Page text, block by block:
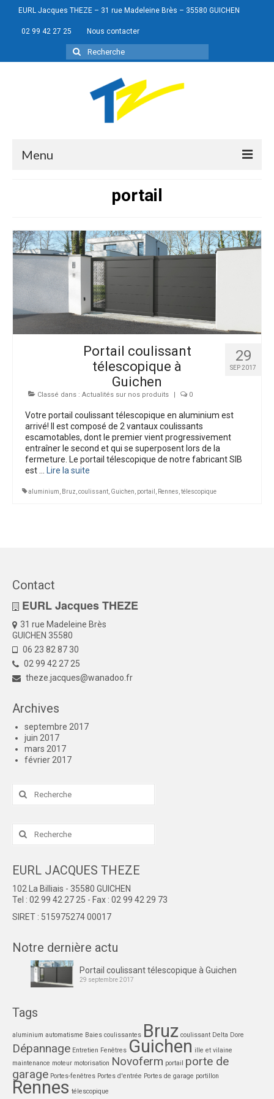
EURL Jacques THEZE – 31 rue Madeleine Brès – 35580 GUICHEN
02 99 42 27 25 Nous contacter
Rechercher
:
Menu
Menuiseries
Portails
Bien-être extérieur
Interphones
Nos Réalisations
portail
29
SEP 2017
Portail coulissant
télescopique à
Guichen
Classé dans : Actualités sur nos produits 0
Votre portail coulissant télescopique en aluminium est
arrivé! Il est composé de 2 vantaux coulissants
escamotables, dont le premier vient progressivement
entraîner le second et qui se superposent lors de la
fermeture. Le portail télescopique de notre fabricant SIB
est …
Lire la suite­­
aluminium Bruz coulissant Guichen portail Rennes télescopique
Contact
EURL Jacques THEZE
31 rue Madeleine Brès
GUICHEN 35580
06 23 82 87 30
02 99 42 27 25
theze.jacques@wanadoo.fr
Archives
septembre 2017
juin 2017
mars 2017
février 2017
Rechercher
Rechercher
EURL JACQUES THEZE
102 La Billiais - 35580 GUICHEN
Tel : 02 99 42 27 25 - Fax : 02 99 42 29 73
SIRET : 515975274 00017
Notre dernière actu
Portail coulissant télescopique à Guichen
29 septembre 2017
Tags
aluminium automatisme Baies coulissantes Bruz coulissant Delta Dore
Dépannage Entretien Fenêtres Guichen ille et vilaine
maintenance moteur motorisation Novoferm portail porte de
garage Portes-fenêtres Portes d'entrée Portes de garage portillon
Rennes télescopique